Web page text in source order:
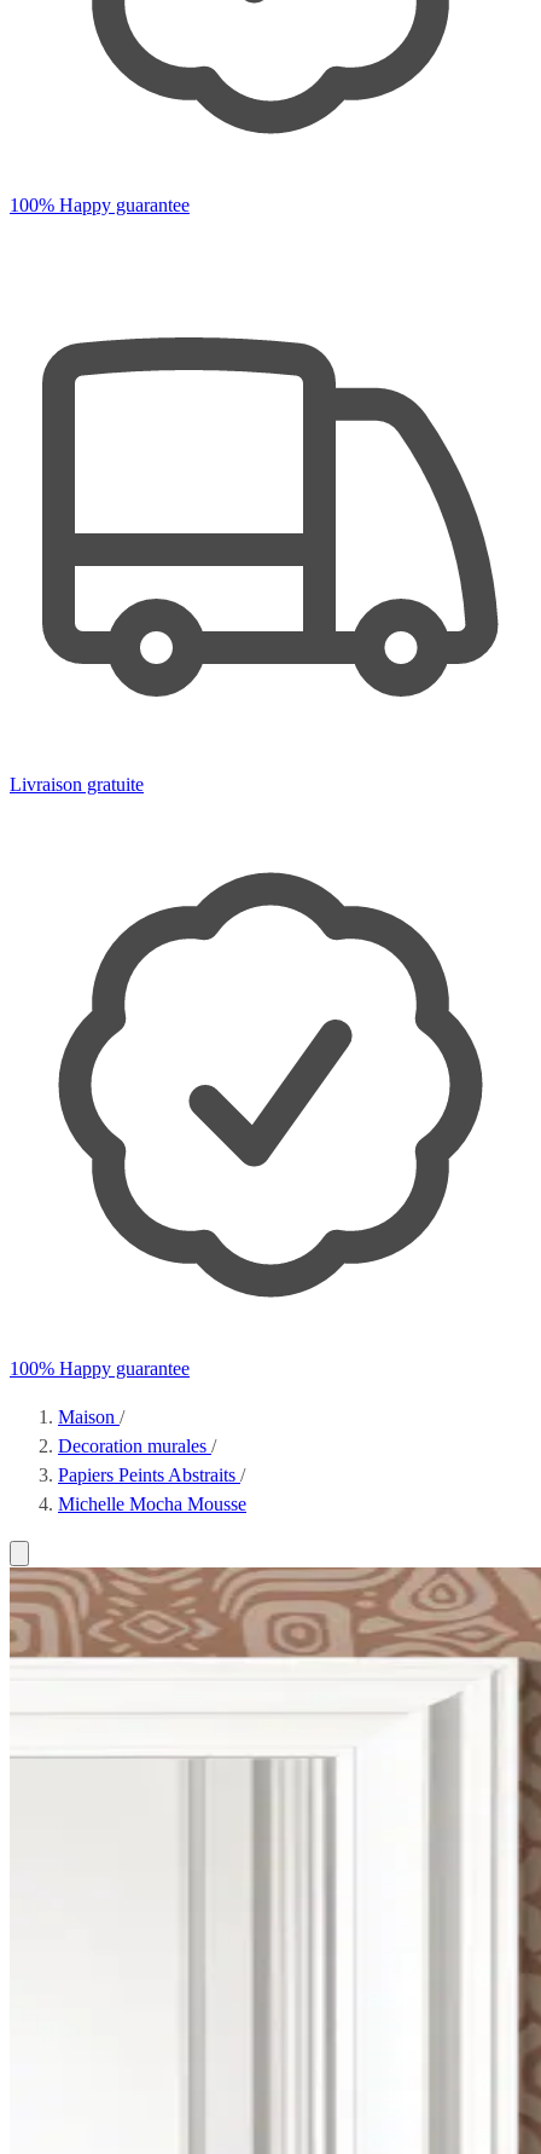
100% Happy guarantee
Livraison gratuite
100% Happy guarantee
Maison /
Decoration murales /
Papiers Peints Abstraits /
Michelle Mocha Mousse